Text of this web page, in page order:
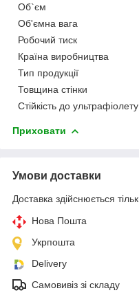
Об`єм
Об'ємна вага
Робочий тиск
Країна виробництва
Тип продукції
Товщина стінки
Стійкість до ультрафіолету
Приховати
Умови доставки
Доставка здійснюється
Нова Пошта
Укрпошта
Delivery
Самовивіз зі складу